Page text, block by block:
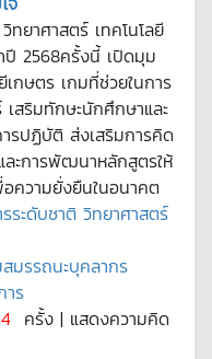
ทยาศาสตร์ เทคโนโลยี
ปี 2568ครั้งนี้ เปิดมุม
กษตร เกมที่ช่วยในการ
เสริมทักษะนักศึกษาและ
รปฏิบัติ ส่งเสริมการคิด
ละการพัฒนาหลักสูตรให้
ความยั่งยืนในอนาคต
ระดับชาติ วิทยาศาสตร์
มรรถนะบุคลากร
าร
ครั้ง | แสดงความคิด